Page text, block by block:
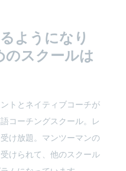
ようになり
のスクールは
トとネイティブコーチが
コーチングスクール。レ
け放題。マンツーマンの
けられて、他のスクール